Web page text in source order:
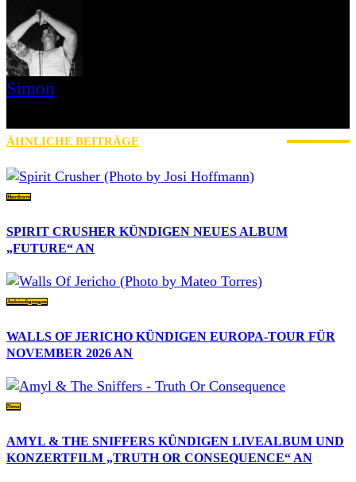
Simon
ÄHNLICHE BEITRÄGE
Hardcore
SPIRIT CRUSHER KÜNDIGEN NEUES ALBUM
„FUTURE“ AN
Ankündigungen
WALLS OF JERICHO KÜNDIGEN EUROPA-TOUR FÜR
NOVEMBER 2026 AN
News
AMYL & THE SNIFFERS KÜNDIGEN LIVEALBUM UND
KONZERTFILM „TRUTH OR CONSEQUENCE“ AN